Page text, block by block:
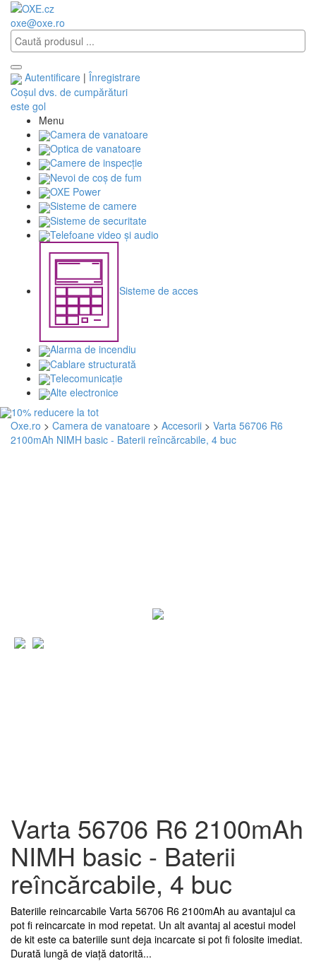
oxe@oxe.ro
Autentificare | Înregistrare
Coșul dvs. de cumpărături
este gol
Menu
Camera de vanatoare
Optica de vanatoare
Camere de inspecție
Nevoi de coș de fum
OXE Power
Sisteme de camere
Sisteme de securitate
Telefoane video și audio
Sisteme de acces
Alarma de incendiu
Cablare structurată
Telecomunicaţie
Alte electronice
Oxe.ro > Camera de vanatoare > Accesorii > Varta 56706 R6
2100mAh NIMH basic - Baterii reîncărcabile, 4 buc
Varta 56706 R6 2100mAh
NIMH basic - Baterii
reîncărcabile, 4 buc
Bateriile reincarcabile Varta 56706 R6 2100mAh au avantajul ca
pot fi reincarcate in mod repetat. Un alt avantaj al acestui model
de kit este ca bateriile sunt deja incarcate si pot fi folosite imediat.
Durată lungă de viață datorită...